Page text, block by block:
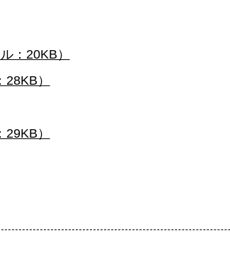
：20KB）
）
）